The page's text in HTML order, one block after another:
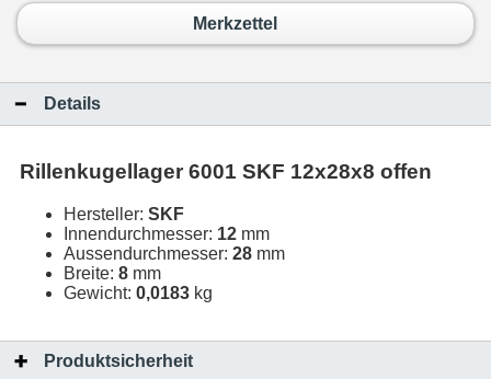
Merkzettel
Details
Rillenkugellager 6001 SKF 12x28x8 offen
Hersteller: SKF
Innendurchmesser: 12 mm
Aussendurchmesser: 28 mm
Breite: 8 mm
Gewicht: 0,0183 kg
Produktsicherheit